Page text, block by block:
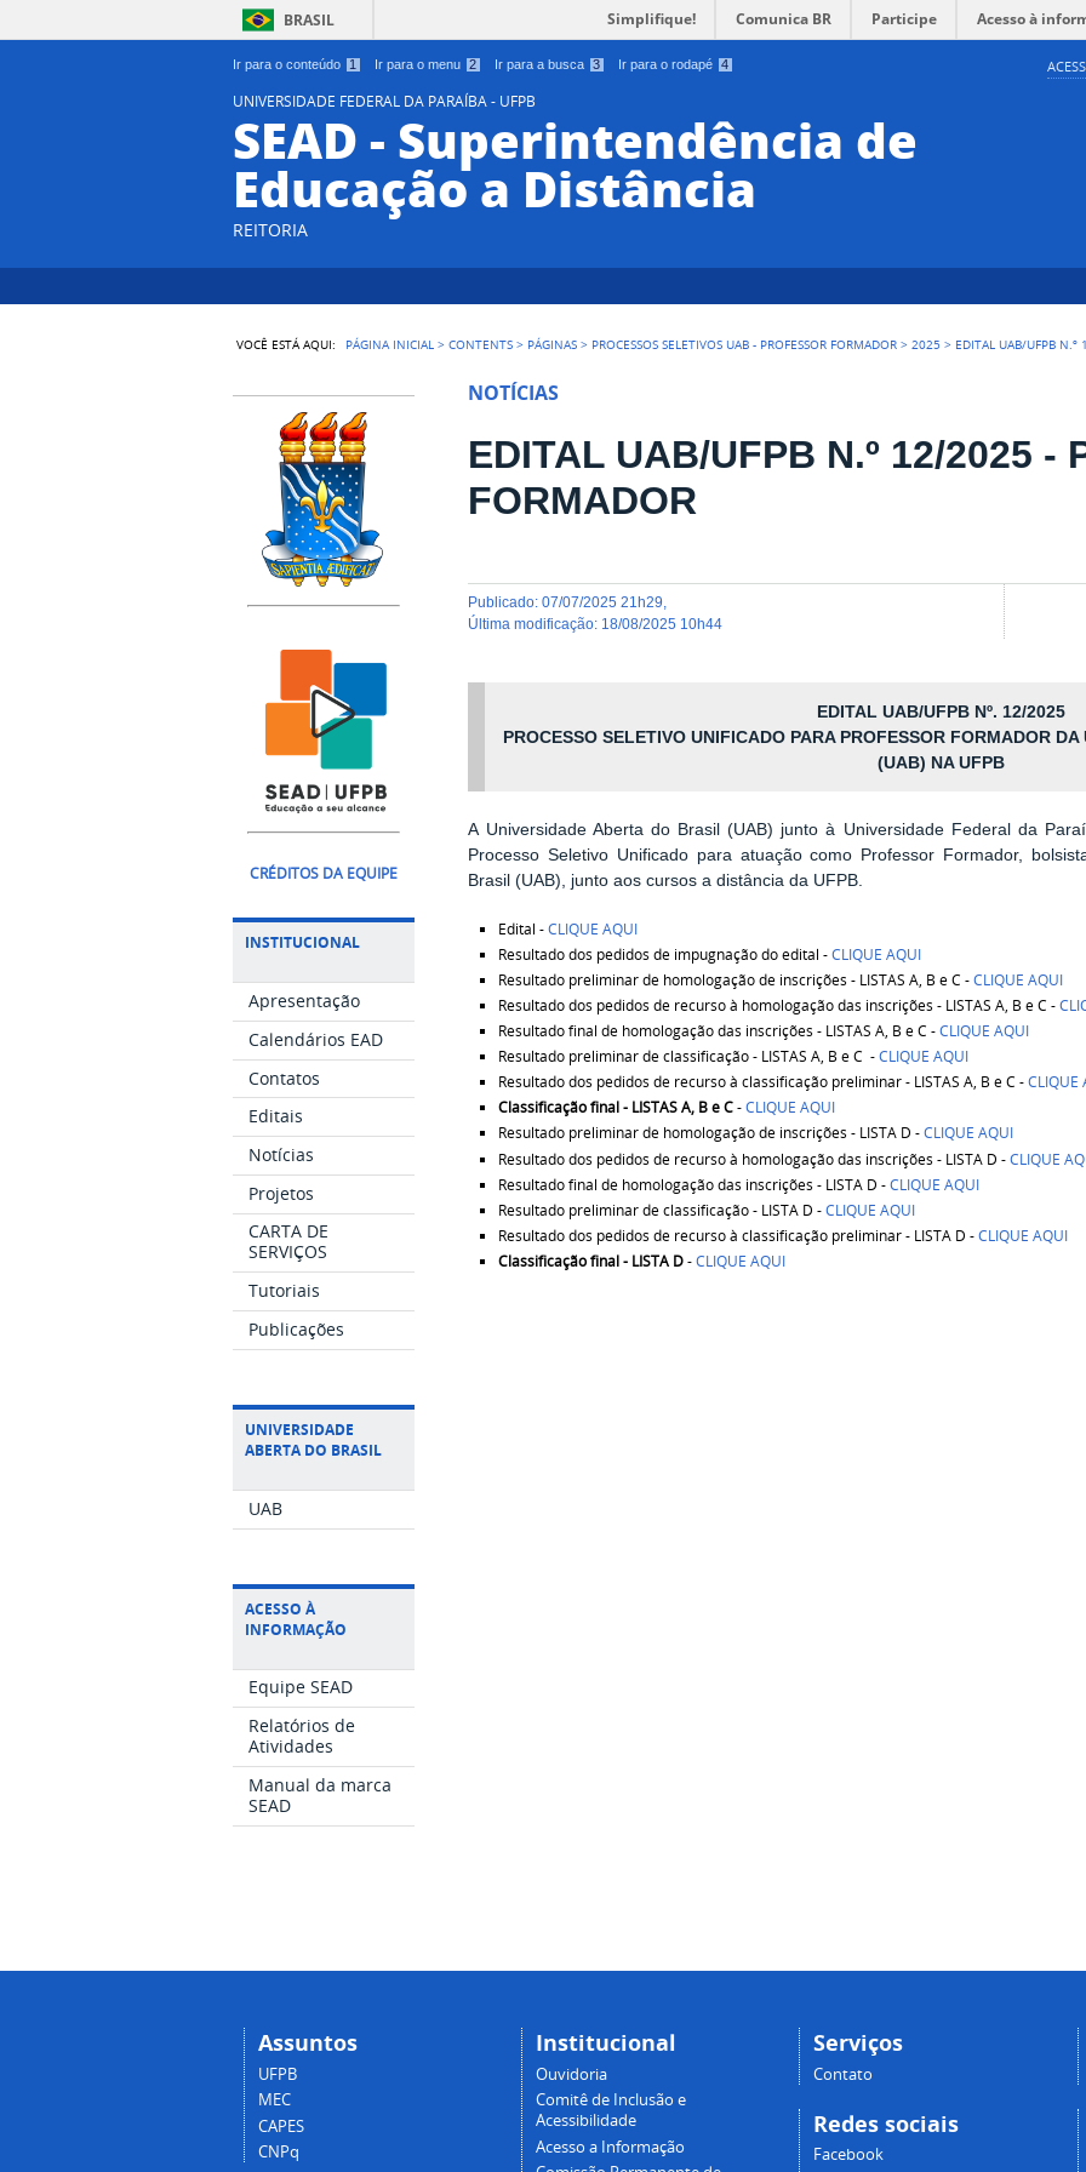
Ir para o conteúdo 1 Ir para o menu 2 Ir para a busca 3 Ir para o rodapé 4
BRASIL Simplifique! Comunica BR Participe Acesso à
UNIVERSIDADE FEDERAL DA PARAÍBA - UFPB
SEAD - Superintendência de
Educação a Distância
REITORIA
VOCÊ ESTÁ AQUI: PÁGINA INICIAL >CONTENTS > PÁGINAS > PROCESSOS SELETIVOS UAB - PROFESSOR FORMADOR >2025 > EDITAL UAB/UFPB N.º
CRÉDITOS DA EQUIPE
INSTITUCIONAL
Apresentação
Calendários EAD
Contatos
Editais
Notícias
Projetos
CARTA DE
SERVIÇOS
Tutoriais
Publicações
UNIVERSIDADE
ABERTA DO BRASIL
UAB
ACESSO À
INFORMAÇÃO
Equipe SEAD
Relatórios de
Atividades
Manual da marca
SEAD
NOTÍCIAS
EDITAL UAB/UFPB N.º 12/2025 -
FORMADOR
publicado:07/07/2025 21h29
última modificação: 18/08/2025 10h44
EDITAL UAB/UFPB Nº. 12/2025
PROCESSO SELETIVO UNIFICADO PARA PROFESSOR FORMADOR
(UAB) NA UFPB
A Universidade Aberta do Brasil (UAB) junto à Universidade Federal da
Processo Seletivo Unificado para atuação como Professor Formador,
Brasil (UAB), junto aos cursos a distância da UFPB.
Edital -CLIQUE AQUI
Resultado dos pedidos de impugnação do edital -CLIQUE AQUI
Resultado preliminar de homologação de inscrições - LISTAS A, B e C -CLIQUE AQUI
Resultado dos pedidos de recurso à homologação das inscrições - LISTAS A, B e C -
Resultado final de homologação das inscrições - LISTAS A, B e C -CLIQUE AQUI
Resultado preliminar de classificação - LISTAS A, B e C -CLIQUE AQUI
Resultado dos pedidos de recurso à classificação preliminar - LISTAS A, B e C -CLIQUE
Classificação final - LISTAS A, B e C-CLIQUE AQUI
Resultado preliminar de homologação de inscrições - LISTA D -CLIQUE AQUI
Resultado dos pedidos de recurso à homologação das inscrições - LISTA D -CLIQUE
Resultado final de homologação das inscrições - LISTA D -CLIQUE AQUI
Resultado preliminar de classificação - LISTA D -CLIQUE AQUI
Resultado dos pedidos de recurso à classificação preliminar - LISTA D -CLIQUE AQUI
Classificação final - LISTA D-CLIQUE AQUI
Assuntos
UFPB
MEC
CAPES
CNPq
Institucional
Ouvidoria
Comitê de Inclusão e
Acessibilidade
Acesso a Informação
Serviços
Contato
Redes sociais
Facebook